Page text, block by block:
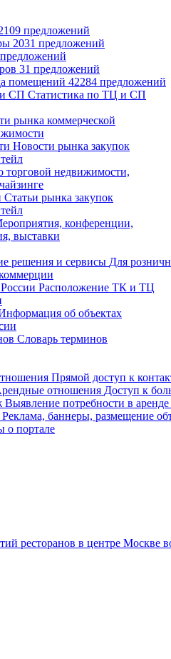
предложений
2031 предложений
31 предложений
помещений 42284 предложений
СП Статистика по ТЦ и СП
рынка коммерческой
Новости рынка закупок
торговой недвижимости,
Статьи рынка закупок
конференции,
выставки
решения и сервисы Для
Расположение ТК и ТЦ
об объектах
Словарь терминов
Прямой доступ к
отношения Доступ к
Выявление потребности в
Реклама, баннеры, размещение
о портале
ресторанов в центре Москве